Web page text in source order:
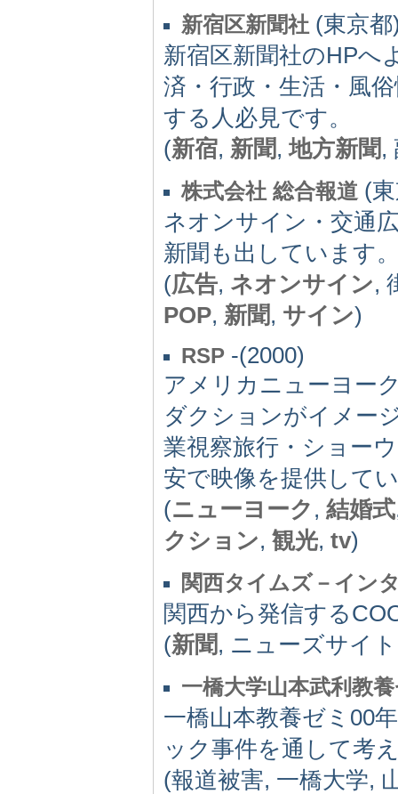
新宿区新聞社 (東京
新宿区新聞社のHPへ
済・行政・生活・風
する人必見です。
(新宿, 新聞,地方新聞,
株式会社 総合報道 (
ネオンサイン・交通
新聞も出しています
(広告, ネオンサイン,
POP, 新聞, サイン)
RSP -(2000)
アメリカニューヨー
ダクションがイメー
業視察旅行・ショー
安で映像を提供して
(ニューヨーク , 結婚式
クション, 観光, tv)
関西タイムズ－イン
関西から発信する
(新聞, ニューズサイ
一橋大学山本武利教
一橋山本教養ゼミ00
ック事件を通して考
(報道被害, 一橋大学,